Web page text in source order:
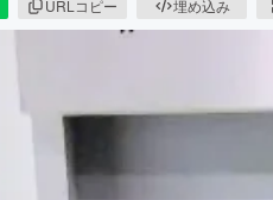
URLコピー 埋め込み